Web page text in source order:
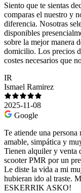
Siento que te sientas
comparas el nuestro y
diferencia. Nosotras
disponibles
sobre la mejor manera
domicilio. Los precios
costes necesarios que
IR
Ismael Ramirez
2025-11-08
Google
Te atiende una
amable, simpática y
Tienen alquiler y venta
scooter PMR por un
Le diste la vida a mi
hubieran ido al traste.
ESKERRIK ASKO!